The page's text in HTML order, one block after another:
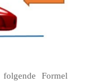
Formel